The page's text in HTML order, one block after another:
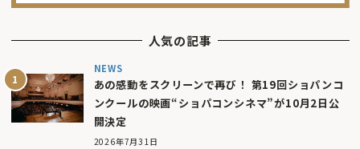
人気の記事
NEWS
あの感動をスクリーンで再び！ 第19回ショパンコ
ンクールの映画“ショパコンシネマ”が10月2日公
開決定
2026年7月31日